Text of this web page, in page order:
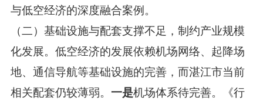
与低空经济的深度融合案例。
（二）基础设施与配套支撑不足，制约产业规模
化发展。低空经济的发展依赖机场网络、起降场
地、通信导航等基础设施的完善，而湛江市当前
相关配套仍较薄弱。 一是机场体系待完善。《行